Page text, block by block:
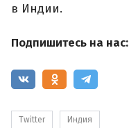
в Индии.
Подпишитесь на нас:
Twitter Индия